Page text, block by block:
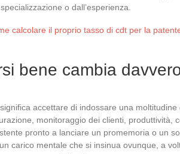
o dall’esperienza.
calcolare il proprio tasso di cdt per la
bene cambia
accettare di indossare una moltitudine
monitoraggio dei clienti, produttività,
pronto a lanciare un promemoria o un
carico mentale che si insinua ovunque, a